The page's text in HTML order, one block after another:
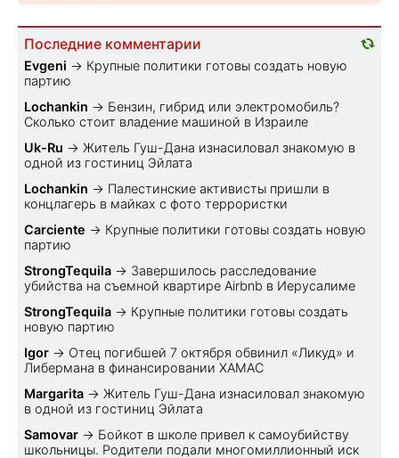
Последние комментарии
Evgeni → Крупные политики готовы создать новую
партию
Lochankin → Бензин, гибрид или электромобиль?
Cколько стоит владение машиной в Израиле
Uk-Ru → Житель Гуш-Дана изнасиловал знакомую в
одной из гостиниц Эйлата
Lochankin → Палестинские активисты пришли в
концлагерь в майках с фото террористки
Carciente → Крупные политики готовы создать новую
партию
StrongTequila → Завершилось расследование
убийства на съемной квартире Airbnb в Иерусалиме
StrongTequila → Крупные политики готовы создать
новую партию
Igor → Отец погибшей 7 октября обвинил «Ликуд» и
Либермана в финансировании ХАМАС
Margarita → Житель Гуш-Дана изнасиловал знакомую
в одной из гостиниц Эйлата
Samovar → Бойкот в школе привел к самоубийству
школьницы. Родители подали многомиллионный иск